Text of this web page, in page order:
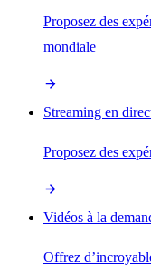
Proposez des
mondiale
Streaming en
Proposez des
Vidéos à la
Offrez